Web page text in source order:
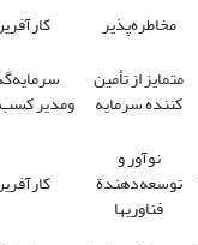
مخاطره‌پذیر
متمایز از تأمین
کننده سرمایه ومدیر کسب
نوآور و
توسعه‌دهندة
فناوریها